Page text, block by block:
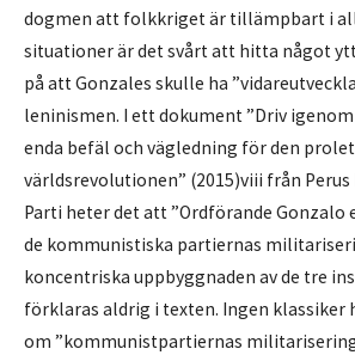
dogmen att folkkriget är tillämpbart i
situationer är det svårt att hitta något
på att Gonzales skulle ha
leninismen. I ett dokument ”Driv
enda befäl och vägledning för den
världsrevolutionen” (2015)viii från
Parti heter det att ”Ordförande Gonzalo
de kommunistiska partiernas
koncentriska uppbyggnaden av de tre
förklaras aldrig i texten. Ingen klassiker
om ”kommunistpartiernas